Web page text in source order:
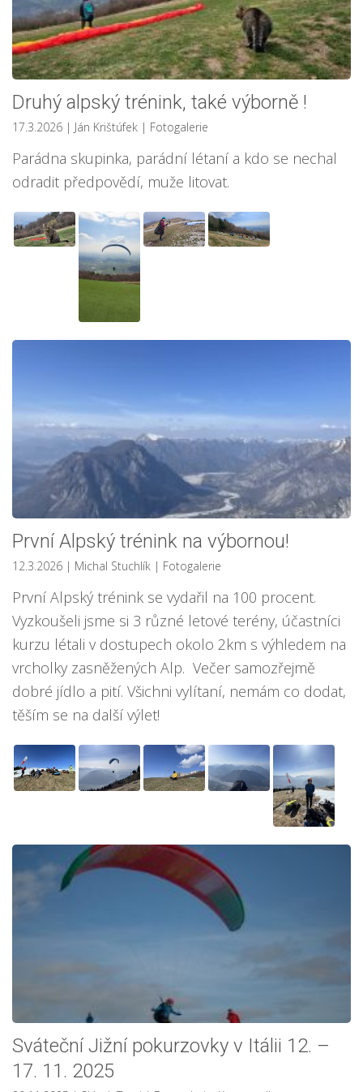
Druhý alpský trénink, také výborně !
17.3.2026 | Ján Krištúfek | Fotogalerie
Parádna skupinka, parádní létaní a kdo se nechal
odradit předpovědí, muže litovat.
První Alpský trénink na výbornou!
12.3.2026 | Michal Stuchlík | Fotogalerie
První Alpský trénink se vydařil na 100 procent.
Vyzkoušeli jsme si 3 různé letové terény, účastníci
kurzu létali v dostupech okolo 2km s výhledem na
vrcholky zasněžených Alp. Večer samozřejmě
dobré jídlo a pití. Všichni vylítaní, nemám co dodat,
těším se na další výlet!
Sváteční Jižní pokurzovky v Itálii 12. –
17. 11. 2025